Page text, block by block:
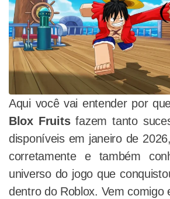
Aqui você vai entender por
Blox Fruitsfazem tanto
disponíveis em janeiro de
corretamente e também
universo do jogo que
dentro do Roblox. Vem comigo